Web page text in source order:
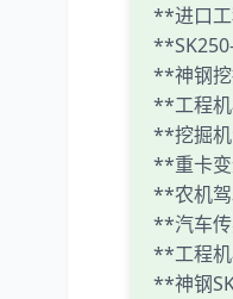
**进口
**神钢
**工程
**挖掘
**重卡
**农机
**汽车
**工程
**神钢